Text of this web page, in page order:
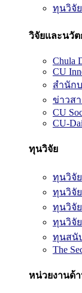
ทุนวิจัย
วิจัยและนวั
Chula
CU
สำนัก
ข่าวส
CU
CU-
ทุนวิจัย
ทุนวิจัย
ทุนวิจั
ทุนวิจั
ทุนวิจั
ทุนสนั
The
หน่วยงานด้